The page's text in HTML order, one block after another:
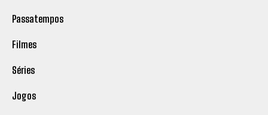
Passatempos
Filmes
Séries
Jogos